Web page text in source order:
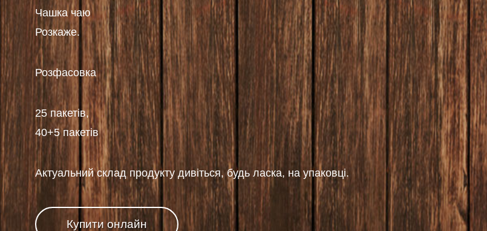
Чашка чаю
Розкаже.
Розфасовка
25 пакетів,
40+5 пакетів
Актуальний склад продукту дивіться, будь ласка, на упаковці.
Купити онлайн